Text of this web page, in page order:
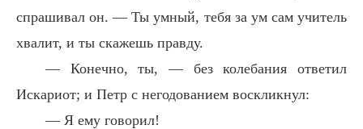
спрашивал он. — Ты умный, тебя за ум сам учитель
хвалит, и ты скажешь правду.
— Конечно, ты, — без колебания ответил
Искариот; и Петр с негодованием воскликнул:
— Я ему говорил!